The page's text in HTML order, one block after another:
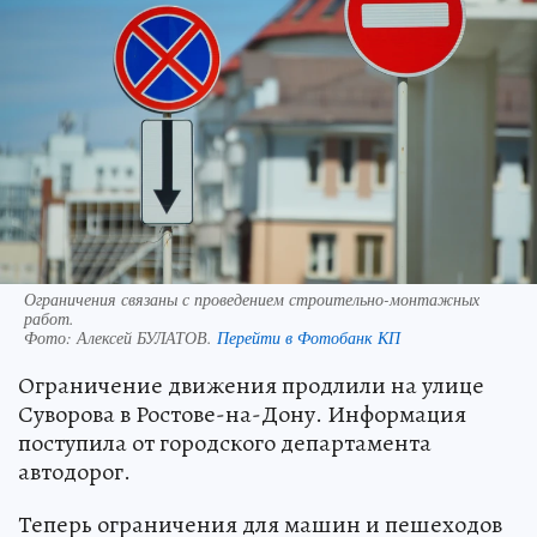
Ограничения связаны с проведением строительно-монтажных
работ.
Фото:Алексей БУЛАТОВ. Перейти в Фотобанк КП
Ограничение движения продлили на улице
Суворова в Ростове-на-Дону. Информация
поступила от городского департамента
автодорог.
Теперь ограничения для машин и пешеходов